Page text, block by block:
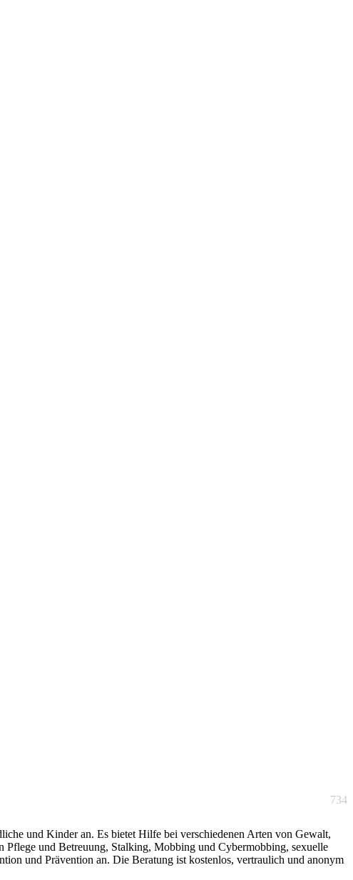
734
und Kinder an. Es bietet Hilfe bei verschiedenen Arten von Gewalt,
und Betreuung, Stalking, Mobbing und Cybermobbing, sexuelle
und Prävention an. Die Beratung ist kostenlos, vertraulich und anonym